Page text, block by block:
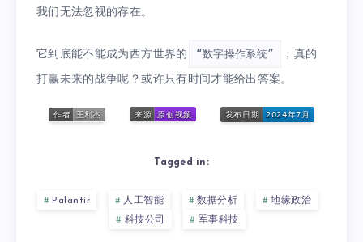
我们无法忽视的存在。
它到底能不能成为西方世界的 “数字操作系统”
，真的
打赢未来的战争呢？或许只有时间才能给出答案。
Tagged in:
Palantir 人工智能 数据分析
地缘政治
科技公司
军事科技